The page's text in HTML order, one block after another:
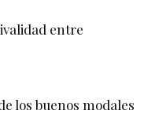
entre
los buenos modales